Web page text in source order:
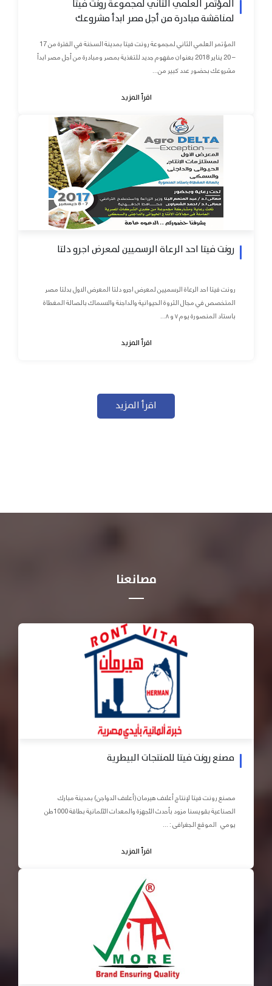
المؤتمر العلمي الثاني لمجموعة رونت فيتا
لمناقشة مبادرة من أجل مصر ابدأ مشروعك
المؤتمر العلمي الثاني لمجموعة رونت فيتا بمدينة السخنة في الفترة من 17
– 20 يناير 2018 بعنوان مفهوم جديد للتغذية بمصر ومبادرة من أجل مصر ابدأ
مشروعك بحضور عدد كبير من...
اقرأ المزيد
رونت فيتا احد الرعاة الرسميين لمعرض اجرو دلتا
رونت فيتا احد الرعاة الرسميين لمعرض اجرو دلتا المعرض الاول بدلتا مصر
المتخصص في مجال الثروة الحيوانية والداجنة والاسماك بالصالة المغطاة
باستاد المنصورة يوم ٧ و ٨...
اقرأ المزيد
اقرأ المزيد
مصانعنا
مصنع رونت فيتا للمنتجات البيطرية
مصنع رونت فيتا لإنتاج أعلاف هيرمان (أعلاف الدواجن) بمدينة مبارك
الصناعية بقويسنا مزود بأحدث الأجهزة والمعدات الآلمانية بطاقة 1000طن
يومي الموقع الجغرافى : ...
اقرأ المزيد